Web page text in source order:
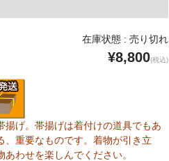
在庫状態 : 売り切れ
¥8,800(税込)
揚げ。帯揚げは着付けの道具でもあ
、重要なものです。着物が引き立
わせを楽しんでください。